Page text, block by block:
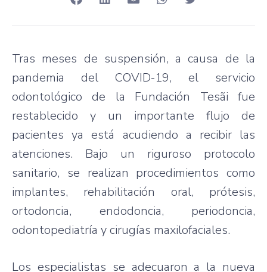
Tras meses de suspensión, a causa de la
pandemia del COVID-19, el servicio
odontológico de la Fundación Tesãi fue
restablecido y un importante flujo de
pacientes ya está acudiendo a recibir las
atenciones. Bajo un riguroso protocolo
sanitario, se realizan procedimientos como
implantes, rehabilitación oral, prótesis,
ortodoncia, endodoncia, periodoncia,
odontopediatría y cirugías maxilofaciales.
Los especialistas se adecuaron a la nueva